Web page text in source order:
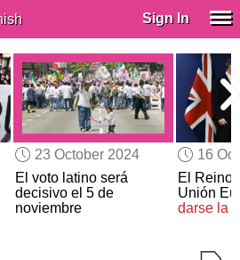
Sign In
23 October 2024
El voto latino será
decisivo el 5 de
noviembre
16
El Reino
Unión
darse la